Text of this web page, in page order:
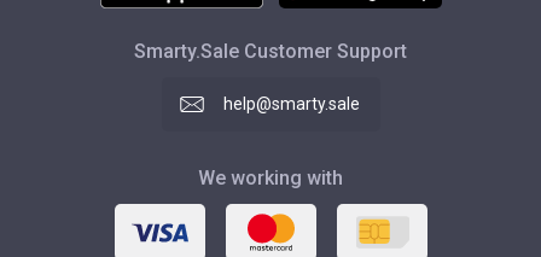
Smarty.Sale Customer Support
help@smarty.sale
We working with